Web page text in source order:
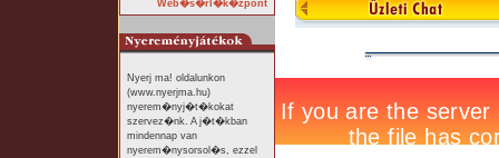
Web�s�rl�k�zpont
Nyerj ma! oldalunkon
(www.nyerjma.hu)
nyerem�nyj�t�kokat
szervez�nk. A j�t�kban
mindennap van
nyerem�nysorsol�s, ezzel